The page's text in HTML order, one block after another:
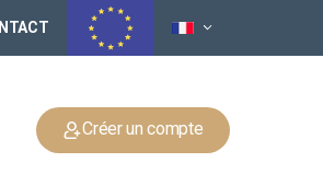
Créer un compte